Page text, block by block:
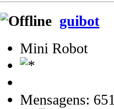
guibot
Mini Robot
Mensagens: